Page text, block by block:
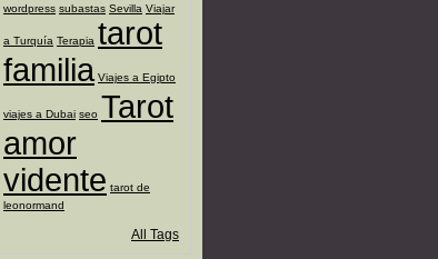
wordpress subastas Sevilla Viajar
a Turquía Terapia tarot
familia Viajes a Egipto
viajes a Dubai seo Tarot
amor
vidente tarot de
leonormand
All Tags